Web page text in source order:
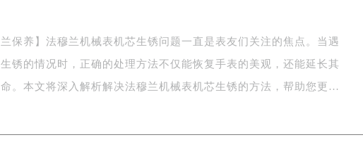
写字楼1号楼18层1803室（需提前预约）
城写字楼1号楼16层1604室（需提前预约）
务中心东塔写字楼（华润万象城）17层1706室（需提前预约）
兰保养】法穆兰机械表机芯生锈问题一直是表友们关注的焦点。当遇
锈的情况时，正确的处理方法不仅能恢复手表的美观，还能延长其
。本文将深入解析解决法穆兰机械表机芯生锈的方法，帮助您更